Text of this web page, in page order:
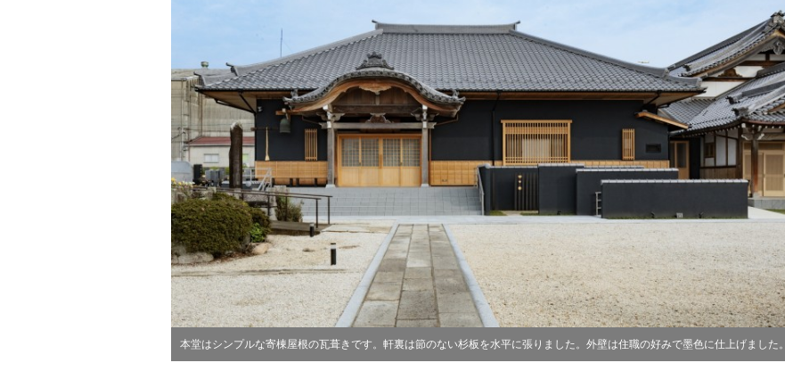
本堂はシンプルな寄棟屋根の瓦葺きです。軒裏は節のない杉板を水平に張りました。外壁は住職の好みで墨色に仕上げました。